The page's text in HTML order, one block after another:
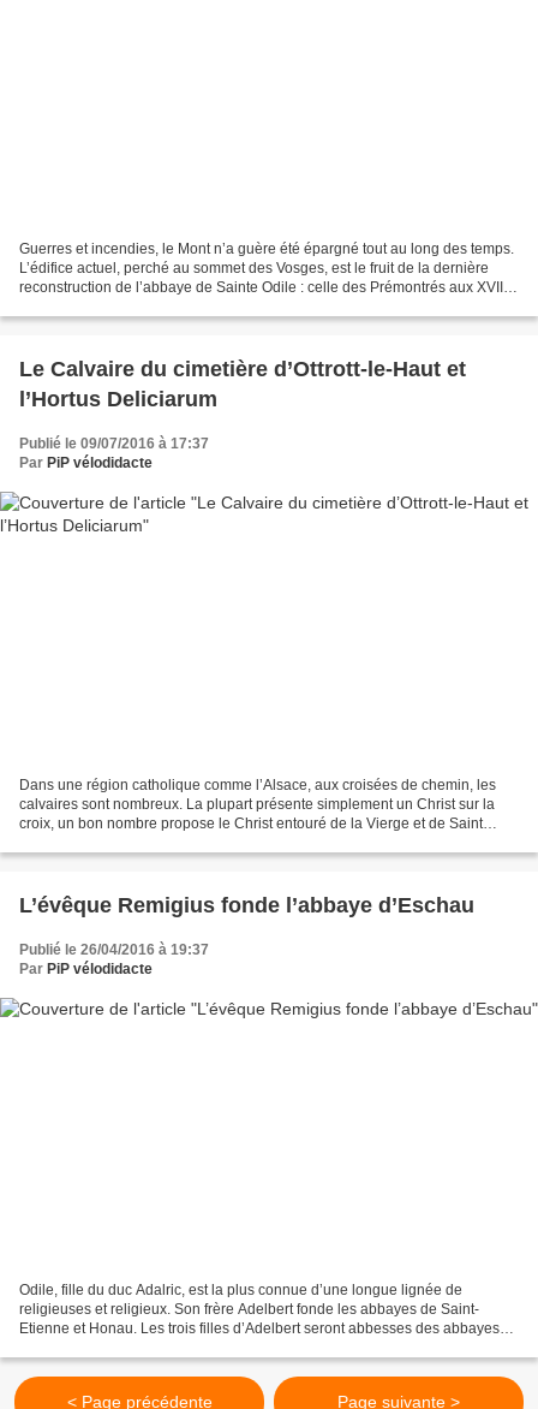
Guerres et incendies, le Mont n’a guère été épargné tout au long des temps.
L’édifice actuel, perché au sommet des Vosges, est le fruit de la dernière
reconstruction de l’abbaye de Sainte Odile : celle des Prémontrés aux XVII et
Le Calvaire du cimetière d’Ottrott-le-Haut et
l’Hortus Deliciarum
Publié le 09/07/2016 à 17:37
Par PiP vélodidacte
Dans une région catholique comme l’Alsace, aux croisées de chemin, les
calvaires sont nombreux. La plupart présente simplement un Christ sur la
croix, un bon nombre propose le Christ entouré de la Vierge et de Saint
L’évêque Remigius fonde l’abbaye d’Eschau
Publié le 26/04/2016 à 19:37
Par PiP vélodidacte
Odile, fille du duc Adalric, est la plus connue d’une longue lignée de
religieuses et religieux. Son frère Adelbert fonde les abbayes de Saint-
Etienne et Honau. Les trois filles d’Adelbert seront abbesses des abbayes
< Page précédente Page suivante >